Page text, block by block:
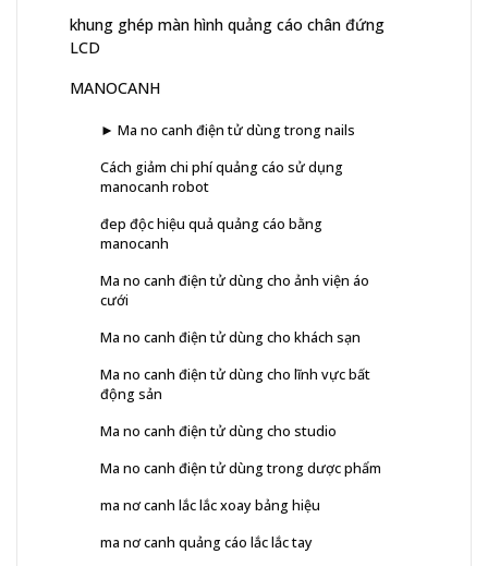
khung ghép màn hình quảng cáo chân đứng
LCD
MANOCANH
► Ma no canh điện tử dùng trong nails
Cách giảm chi phí quảng cáo sử dụng
manocanh robot
đep độc hiệu quả quảng cáo bằng
manocanh
Ma no canh điện tử dùng cho ảnh viện áo
cưới
Ma no canh điện tử dùng cho khách sạn
Ma no canh điện tử dùng cho lĩnh vực bất
động sản
Ma no canh điện tử dùng cho studio
Ma no canh điện tử dùng trong dược phẩm
ma nơ canh lắc lắc xoay bảng hiệu
ma nơ canh quảng cáo lắc lắc tay